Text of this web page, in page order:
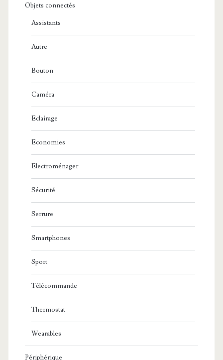
Objets connectés
Assistants
Autre
Bouton
Caméra
Eclairage
Economies
Electroménager
Sécurité
Serrure
Smartphones
Sport
Télécommande
Thermostat
Wearables
Périphérique